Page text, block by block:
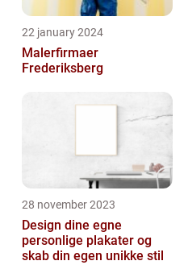
22 january 2024
Malerfirmaer
Frederiksberg
28 november 2023
Design dine egne
personlige plakater og
skab din egen unikke stil